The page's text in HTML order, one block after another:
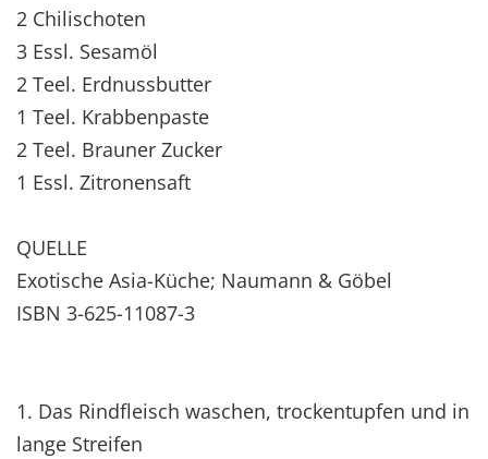
2 Chilischoten
3 Essl. Sesamöl
2 Teel. Erdnussbutter
1 Teel. Krabbenpaste
2 Teel. Brauner Zucker
1 Essl. Zitronensaft
QUELLE
Exotische Asia-Küche; Naumann & Göbel
ISBN 3-625-11087-3
1. Das Rindfleisch waschen, trockentupfen und in
lange Streifen